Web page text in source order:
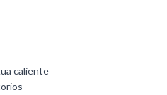
caliente